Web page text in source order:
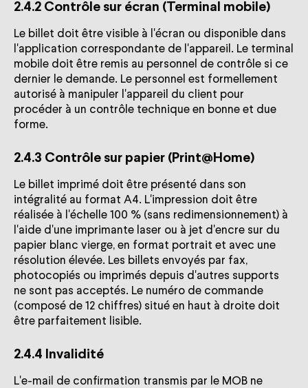
2.4.2 Contrôle sur écran (Terminal mobile)
Le billet doit être visible à l'écran ou disponible dans
l'application correspondante de l'appareil. Le terminal
mobile doit être remis au personnel de contrôle si ce
dernier le demande. Le personnel est formellement
autorisé à manipuler l'appareil du client pour
procéder à un contrôle technique en bonne et due
forme.
2.4.3 Contrôle sur papier (Print@Home)
Le billet imprimé doit être présenté dans son
intégralité au format A4. L'impression doit être
réalisée à l'échelle 100 % (sans redimensionnement) à
l'aide d'une imprimante laser ou à jet d'encre sur du
papier blanc vierge, en format portrait et avec une
résolution élevée. Les billets envoyés par fax,
photocopiés ou imprimés depuis d'autres supports
ne sont pas acceptés. Le numéro de commande
(composé de 12 chiffres) situé en haut à droite doit
être parfaitement lisible.
2.4.4 Invalidité
L'e-mail de confirmation transmis par le MOB ne